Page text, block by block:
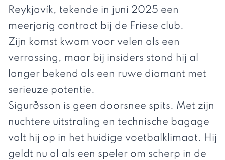
Reykjavík, tekende in juni 2025 een
meerjarig contract bij de Friese club.
Zijn komst kwam voor velen als een
verrassing, maar bij insiders stond hij al
langer bekend als een ruwe diamant met
serieuze potentie.
Sigurðsson is geen doorsnee spits. Met zijn
nuchtere uitstraling en technische bagage
valt hij op in het huidige voetbalklimaat. Hij
geldt nu al als een speler om scherp in de